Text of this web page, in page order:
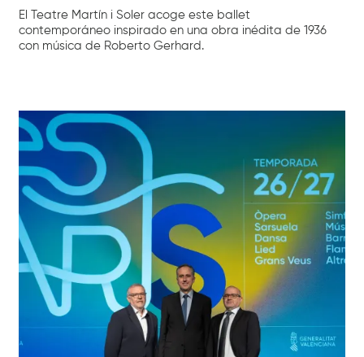
El Teatre Martín i Soler acoge este ballet
contemporáneo inspirado en una obra inédita de 1936
con música de Roberto Gerhard.